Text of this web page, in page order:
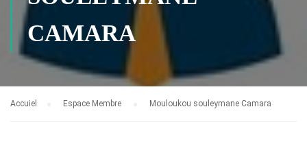
CAMARA
Accuiel Espace Membre Mouloukou souleymane Camara